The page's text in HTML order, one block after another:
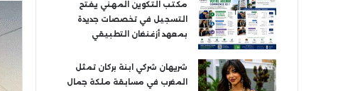
مكتب التكوين المهني يفتح
التسجيل في تخصصات جديدة
بمعهد أزغنغان التطبيقي
شريهان شركي ابنة بركان تمثل
المغرب في مسابقة ملكة جمال